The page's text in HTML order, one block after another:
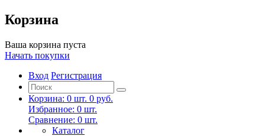
Корзина
Ваша корзина пуста
Начать покупки
Вход Регистрация
Корзина: 0 шт. 0 руб.
Избранное: 0 шт.
Сравнение: 0 шт.
Каталог